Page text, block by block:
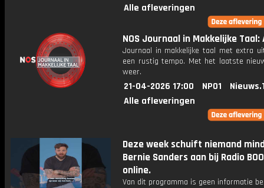
Alle afleveringen
NOS Journaal in Makkelijke
Journaal in makkelijke taal met extra
een rustig tempo. Met het laatste
weer.
21-04-2026 17:00 NPO1
Alle afleveringen
Deze week schuift niemand
Bernie Sanders aan bij Radio
online.
Van dit programma is geen informatie